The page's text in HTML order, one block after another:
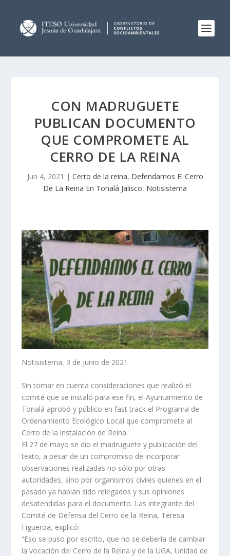
CON MADRUGUETE
PUBLICAN DOCUMENTO
QUE COMPROMETE AL
CERRO DE LA REINA
Jun 4, 2021 | Cerro de la reina, Defendamos El Cerro
De La Reina En Tonalá Jalisco, Notisistema
Notisistema, 3 de junio de 2021
Sin tomar en cuenta consideraciones que realizó el
comité que se instaló para ese fin, el Ayuntamiento de
Tonalá aprobó y público en fast track el Programa de
Ordenamiento Ecológico Local que compromete al
Cerro de la instalación de Reina.
El 27 de mayo se dio el madruguete y publicación del
texto, a pesar de un compromiso de incorporar
observaciones realizadas no sólo por otras
autoridades, sino por organismos civiles quienes en el
pasado ya habían sido relegados y sus opiniones
desatendidas para el documento. Las integrante del
Comité de Defensa del Cerro de la Reina, Teresa
Figueroa, explicó:
“Eso se puso por escrito, que no se debería de cambiar
la vocación del Cerro de la Reina y de la UGA, Unidad de